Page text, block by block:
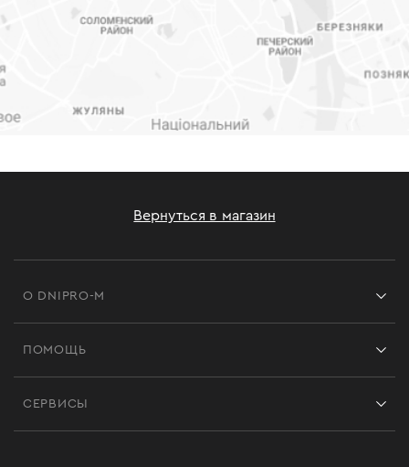
Вернуться в магазин
О DNIPRO-M
ПОМОЩЬ
СЕРВИСЫ